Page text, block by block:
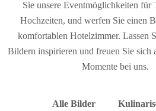
Sie unsere Eventmöglichkeiten für
Hochzeiten, und werfen Sie einen
komfortablen Hotelzimmer. Lassen
Bildern inspirieren und freuen Sie sich
Momente bei uns.
Alle Bilder